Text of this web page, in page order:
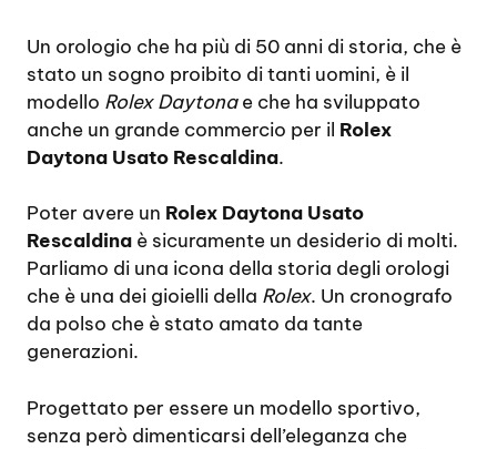
Un orologio che ha più di 50 anni di storia, che è
stato un sogno proibito di tanti uomini, è il
modello Rolex Daytonae che ha sviluppato
anche un grande commercio per il Rolex
Daytona Usato Rescaldina.
Poter avere un Rolex Daytona Usato
Rescaldina è sicuramente un desiderio di molti.
Parliamo di una icona della storia degli orologi
che è una dei gioielli della Rolex. Un cronografo
da polso che è stato amato da tante
generazioni.
Progettato per essere un modello sportivo,
senza però dimenticarsi dell’eleganza che